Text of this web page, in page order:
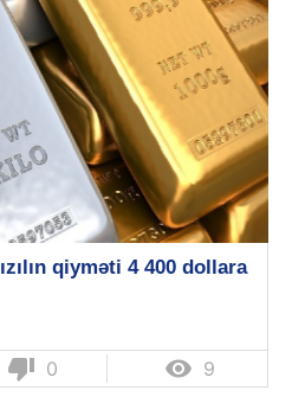
qiyməti 4 400 dollara
thumb_down 0  9